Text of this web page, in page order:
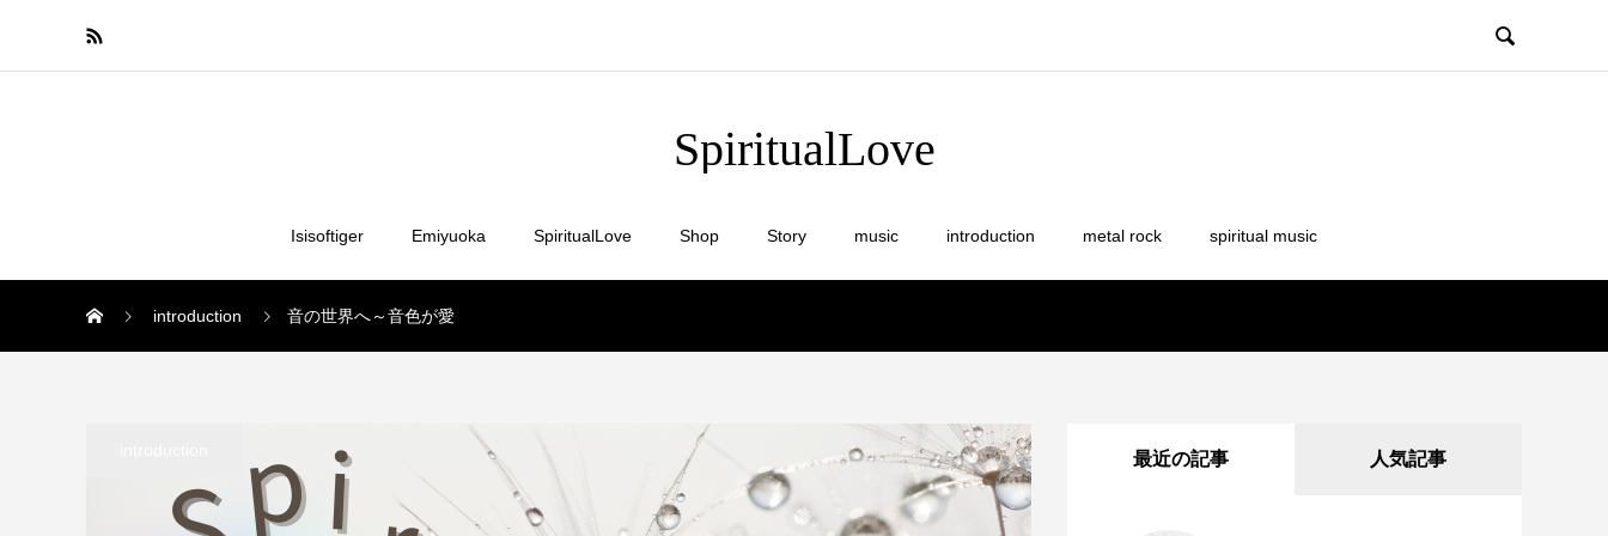

SpiritualLove
Isisoftiger Emiyuoka SpiritualLove Shop Story music introduction metal rock spiritual music
音の世界へ～音色が愛
introduction 音の世界へ～音色が愛
最近の記事 人気記事